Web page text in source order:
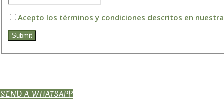
Acepto los términos y condiciones descritos en nuestra
SEND A WHATSAPP